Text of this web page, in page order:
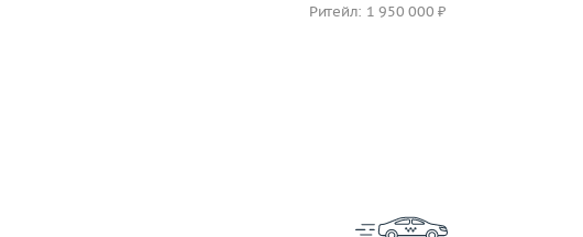
Ритейл: 1 950 000 ₽